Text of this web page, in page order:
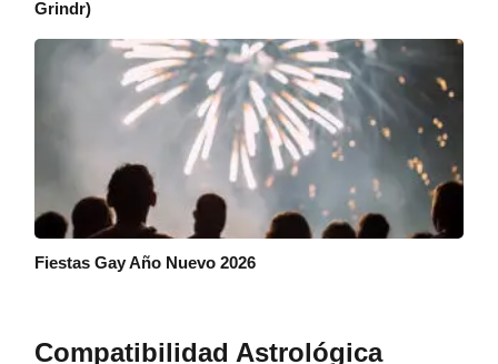
Grindr)
Fiestas Gay Año Nuevo 2026
Compatibilidad Astrológica